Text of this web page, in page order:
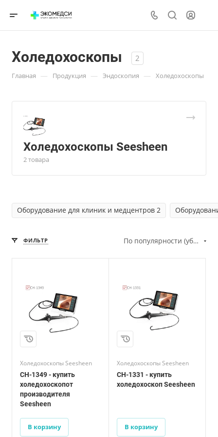
Холедохоскопы 2
Главная — Продукция — Эндоскопия — Холедохоскопы
Холедохоскопы Seesheen
2 товара
Оборудование для клиник и медцентров 2
ФИЛЬТР По популярности (убывание)
Холедохоскопы Seesheen
CH-1349 - купить
холедохоскопот
производителя
Seesheen
В корзину
3,1 мм
Диаметр
инструментального
канала
1,2 мм
130º / 130º
Холедохоскопы Seesheen
CH-1331 - купить
холедохоскоп Seesheen
В корзину